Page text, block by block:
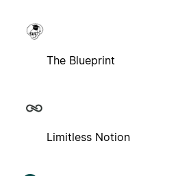
The Blueprint
Limitless Notion